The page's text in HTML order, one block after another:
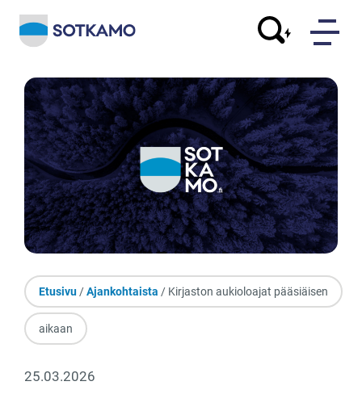
Etusivu/Ajankohtaista / Kirjaston aukioloajat pääsiäisen
aikaan
25.03.2026